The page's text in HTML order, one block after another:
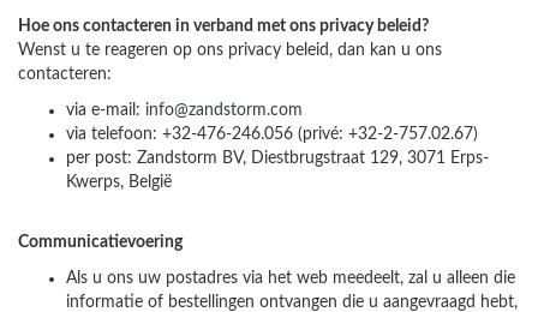
Hoe ons contacteren in verband met ons privacy beleid?
Wenst u te reageren op ons privacy beleid, dan kan u ons
contacteren:
via e-mail: info@zandstorm.com
via telefoon: +32-476-246.056 (privé: +32-2-757.02.67)
per post: Zandstorm BV, Diestbrugstraat 129, 3071 Erps-
Kwerps, België
Communicatievoering
Als u ons uw postadres via het web meedeelt, zal u alleen die
informatie of bestellingen ontvangen die u aangevraagd hebt,